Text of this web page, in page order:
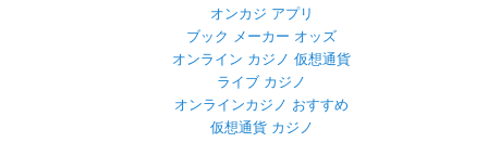
オンカジ アプリ
ブック メーカー オッズ
オンライン カジノ 仮想通貨
ライブ カジノ
オンラインカジノ おすすめ
仮想通貨 カジノ